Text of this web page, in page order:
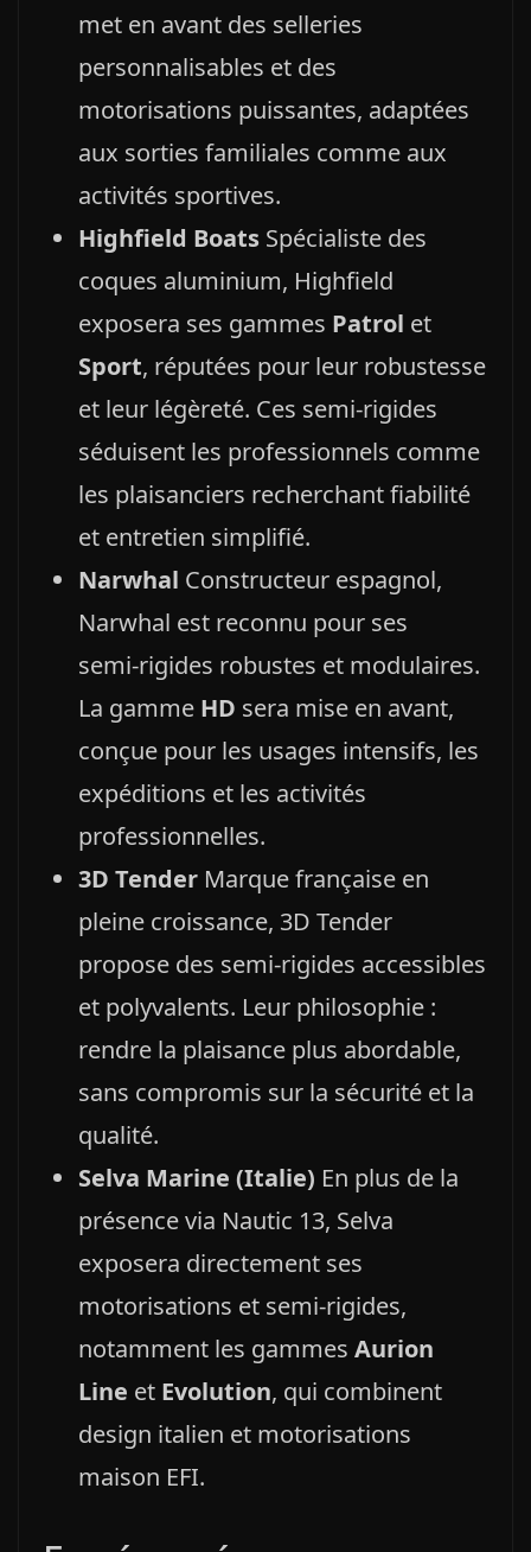
met en avant des selleries
personnalisables et des
motorisations puissantes, adaptées
aux sorties familiales comme aux
activités sportives.
Highfield Boats Spécialiste des
coques aluminium, Highfield
exposera ses gammes Patrol et
Sport, réputées pour leur robustesse
et leur légèreté. Ces semi‑rigides
séduisent les professionnels comme
les plaisanciers recherchant fiabilité
et entretien simplifié.
Narwhal Constructeur espagnol,
Narwhal est reconnu pour ses
semi‑rigides robustes et modulaires.
La gamme HD sera mise en avant,
conçue pour les usages intensifs, les
expéditions et les activités
professionnelles.
3D Tender Marque française en
pleine croissance, 3D Tender
propose des semi‑rigides accessibles
et polyvalents. Leur philosophie :
rendre la plaisance plus abordable,
sans compromis sur la sécurité et la
qualité.
Selva Marine (Italie) En plus de la
présence via Nautic 13, Selva
exposera directement ses
motorisations et semi‑rigides,
notamment les gammes Aurion
Line et Evolution, qui combinent
design italien et motorisations
maison EFI.